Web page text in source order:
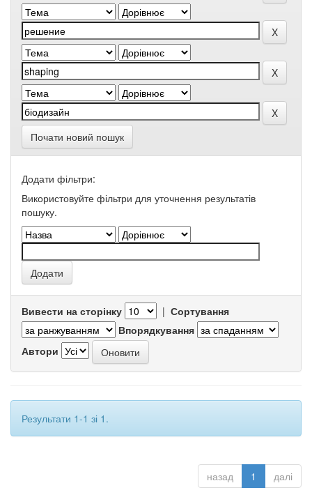
Почати новий пошук
Додати фільтри:
Використовуйте фільтри для уточнення результатів
пошуку.
Вивести на сторінку | Сортування
Впорядкування
Автори
Результати 1-1 зі 1.
назад 1 далі